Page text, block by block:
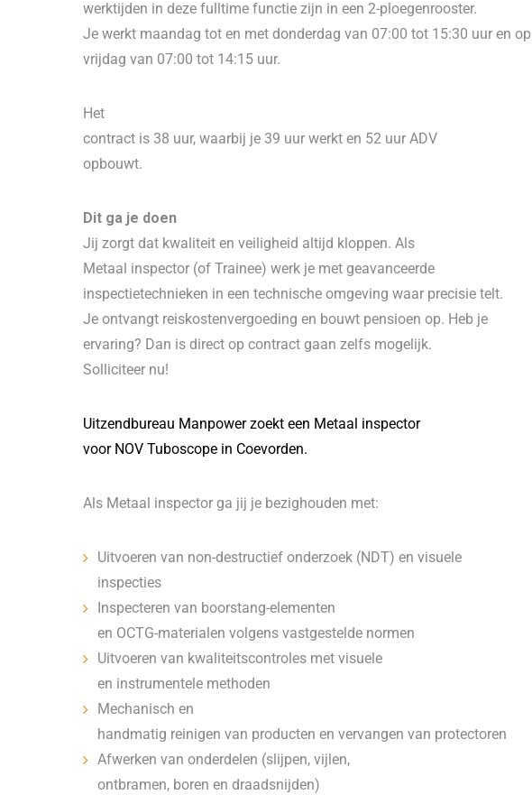
werktijden in deze fulltime functie zijn in een 2-ploegenrooster.
Je werkt maandag tot en met donderdag van 07:00 tot 15:30 uur en op
vrijdag van 07:00 tot 14:15 uur.
Het
contract is 38 uur, waarbij je 39 uur werkt en 52 uur ADV
opbouwt.
Dit ga je doen
Jij zorgt dat kwaliteit en veiligheid altijd kloppen. Als
Metaal inspector (of Trainee) werk je met geavanceerde
inspectietechnieken in een technische omgeving waar precisie telt.
Je ontvangt reiskostenvergoeding en bouwt pensioen op. Heb je
ervaring? Dan is direct op contract gaan zelfs mogelijk.
Solliciteer nu!
Uitzendbureau Manpower zoekt een Metaal inspector
voor NOV Tuboscope in Coevorden.
Als Metaal inspector ga jij je bezighouden met:
Uitvoeren van non-destructief onderzoek (NDT) en visuele
inspecties
Inspecteren van boorstang-elementen
en OCTG-materialen volgens vastgestelde normen
Uitvoeren van kwaliteitscontroles met visuele
en instrumentele methoden
Mechanisch en
handmatig reinigen van producten en vervangen van protectoren
Afwerken van onderdelen (slijpen, vijlen,
ontbramen, boren en draadsnijden)